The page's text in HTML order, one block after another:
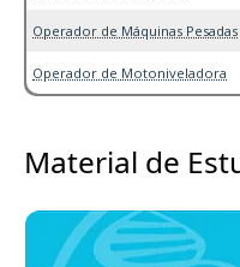
Operador de Máquinas Pesadas
Operador de Motoniveladora
Material de